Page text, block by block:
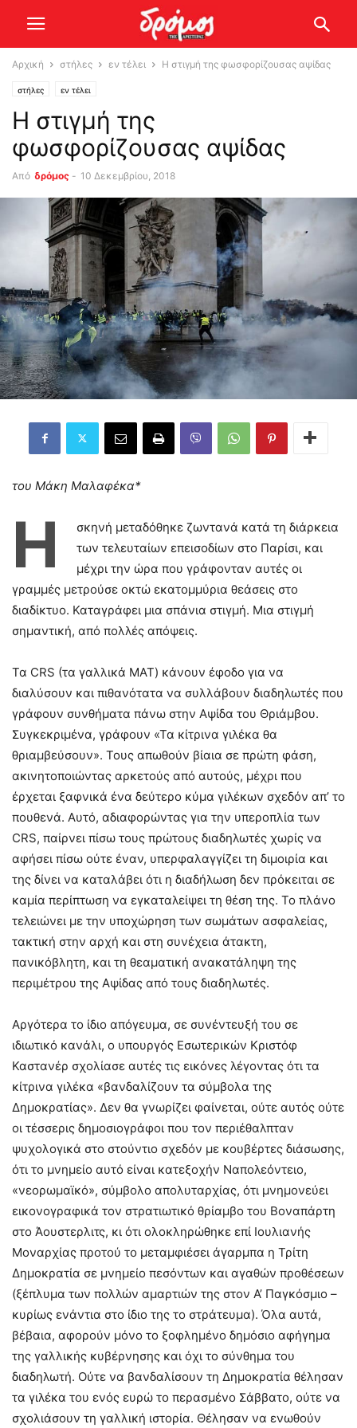
Αρχική στήλες εν τέλει Η στιγμή της φωσφορίζουσας αψίδας
στήλες εν τέλει
Η στιγμή της
φωσφορίζουσας αψίδας
Από δρόμος - 10 Δεκεμβρίου, 2018
του Μάκη Μαλαφέκα*
Η
σκηνή μεταδόθηκε ζωντανά κατά τη διάρκεια
των τελευταίων επεισοδίων στο Παρίσι, και
μέχρι την ώρα που γράφονταν αυτές οι
γραμμές μετρούσε οκτώ εκατομμύρια θεάσεις στο
διαδίκτυο. Καταγράφει μια σπάνια στιγμή. Μια στιγμή
σημαντική, από πολλές απόψεις.
Τα CRS (τα γαλλικά ΜΑΤ) κάνουν έφοδο για να
διαλύσουν και πιθανότατα να συλλάβουν διαδηλωτές που
γράφουν συνθήματα πάνω στην Αψίδα του Θριάμβου.
Συγκεκριμένα, γράφουν «Τα κίτρινα γιλέκα θα
θριαμβεύσουν». Τους απωθούν βίαια σε πρώτη φάση,
ακινητοποιώντας αρκετούς από αυτούς, μέχρι που
έρχεται ξαφνικά ένα δεύτερο κύμα γιλέκων σχεδόν απ’ το
πουθενά. Αυτό, αδιαφορώντας για την υπεροπλία των
CRS, παίρνει πίσω τους πρώτους διαδηλωτές χωρίς να
αφήσει πίσω ούτε έναν, υπερφαλαγγίζει τη διμοιρία και
της δίνει να καταλάβει ότι η διαδήλωση δεν πρόκειται σε
καμία περίπτωση να εγκαταλείψει τη θέση της. Το πλάνο
τελειώνει με την υποχώρηση των σωμάτων ασφαλείας,
τακτική στην αρχή και στη συνέχεια άτακτη,
πανικόβλητη, και τη θεαματική ανακατάληψη της
περιμέτρου της Αψίδας από τους διαδηλωτές.
Αργότερα το ίδιο απόγευμα, σε συνέντευξή του σε
ιδιωτικό κανάλι, o υπουργός Εσωτερικών Κριστόφ
Καστανέρ σχολίασε αυτές τις εικόνες λέγοντας ότι τα
κίτρινα γιλέκα «βανδαλίζουν τα σύμβολα της
Δημοκρατίας». Δεν θα γνωρίζει φαίνεται, ούτε αυτός ούτε
οι τέσσερις δημοσιογράφοι που τον περιέθαλπταν
ψυχολογικά στο στούντιο σχεδόν με κουβέρτες διάσωσης,
ότι το μνημείο αυτό είναι κατεξοχήν Ναπολεόντειο,
«νεορωμαϊκό», σύμβολο απολυταρχίας, ότι μνημονεύει
εικονογραφικά τον στρατιωτικό θρίαμβο του Βοναπάρτη
στο Άουστερλιτς, κι ότι ολοκληρώθηκε επί Ιουλιανής
Μοναρχίας προτού το μεταμφιέσει άγαρμπα η Τρίτη
Δημοκρατία σε μνημείο πεσόντων και αγαθών προθέσεων
(ξέπλυμα των πολλών αμαρτιών της στον Α’ Παγκόσμιο –
κυρίως ενάντια στο ίδιο της το στράτευμα). Όλα αυτά,
βέβαια, αφορούν μόνο το ξοφλημένο δημόσιο αφήγημα
της γαλλικής κυβέρνησης και όχι το σύνθημα του
διαδηλωτή. Ούτε να βανδαλίσουν τη Δημοκρατία θέλησαν
τα γιλέκα του ενός ευρώ το περασμένο Σάββατο, ούτε να
σχολιάσουν τη γαλλική ιστορία. Θέλησαν να ενωθούν